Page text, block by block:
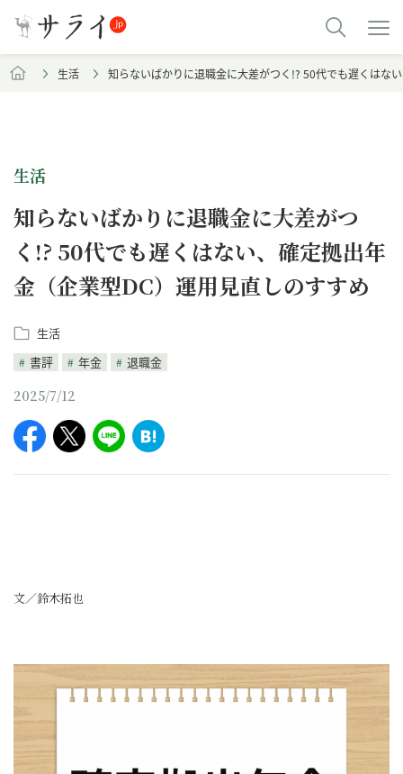
生活 知らないばかりに退職金に大差がつく!? 50代でも遅くはな
生活
知らないばかりに退職金に大差がつ
く!? 50代でも遅くはない、確定拠出年
金（企業型DC）運用見直しのすすめ
生活
書評
年金 退職金
2025/7/12
文／鈴木拓也